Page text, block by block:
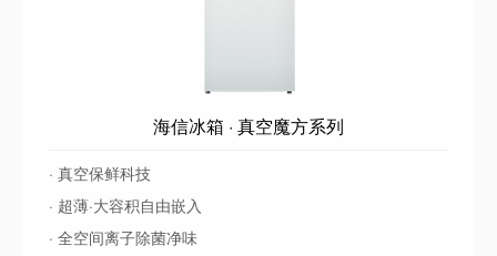
海信冰箱 · 真空魔方系列
· 真空保鲜科技
· 超薄·大容积自由嵌入
· 全空间离子除菌净味